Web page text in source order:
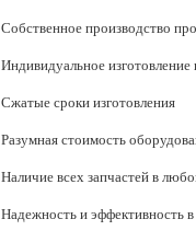
Собственное производство
Индивидуальное
Сжатые сроки изготовления
Разумная стоимость
Наличие всех запчастей в
Надежность и эффективность